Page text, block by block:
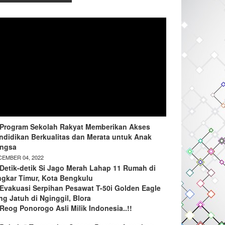
Sekolah Rakyat Memberikan Akses
Berkualitas dan Merata untuk Anak
04, 2022
Detik-detik Si Jago Merah Lahap 11 Rumah di
Timur, Kota Bengkulu
Evakuasi Serpihan Pesawat T-50i Golden Eagle
Jatuh di Nginggil, Blora
Reog Ponorogo Asli Milik Indonesia..!!